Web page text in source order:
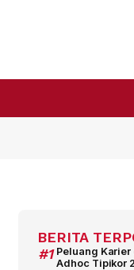
BERITA
#1 Peluang
Adhoc Tipikor